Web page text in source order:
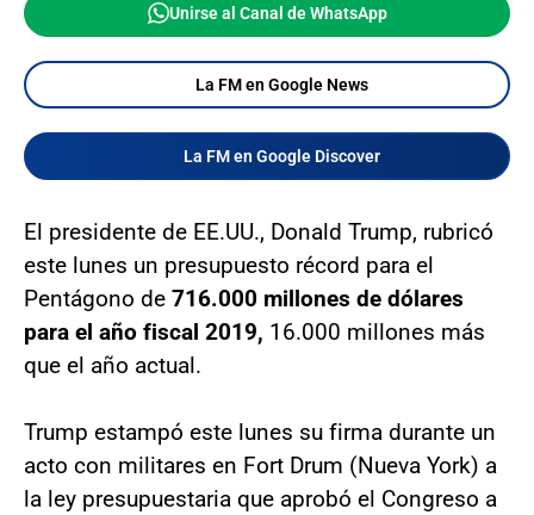
Unirse al Canal de WhatsApp
La FM en Google News
La FM en Google Discover
El presidente de EE.UU., Donald Trump, rubricó
este lunes un presupuesto récord para el
Pentágono de 716.000 millones de dólares
para el año fiscal 2019, 16.000 millones más
que el año actual.
Trump estampó este lunes su firma durante un
acto con militares en Fort Drum (Nueva York) a
la ley presupuestaria que aprobó el Congreso a